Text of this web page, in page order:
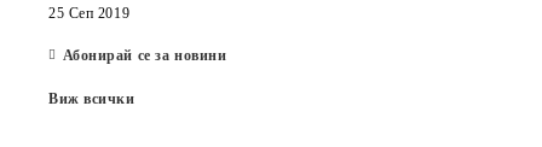
25 Сеп 2019
Абонирай се за новини
Виж всички